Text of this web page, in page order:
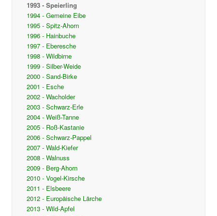
1993 - Speierling
1994 - Gemeine Eibe
1995 - Spitz-Ahorn
1996 - Hainbuche
1997 - Eberesche
1998 - Wildbirne
1999 - Silber-Weide
2000 - Sand-Birke
2001 - Esche
2002 - Wacholder
2003 - Schwarz-Erle
2004 - Weiß-Tanne
2005 - Roß-Kastanie
2006 - Schwarz-Pappel
2007 - Wald-Kiefer
2008 - Walnuss
2009 - Berg-Ahorn
2010 - Vogel-Kirsche
2011 - Elsbeere
2012 - Europäische Lärche
2013 - Wild-Apfel